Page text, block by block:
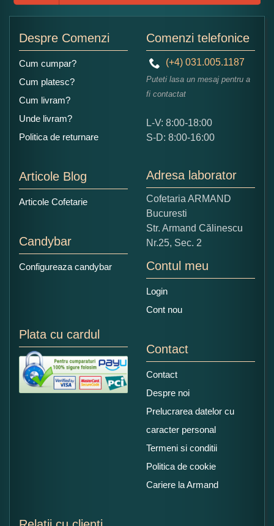
Ce nota acordati acestui produs?
5
Copiati alaturi numarul din imagine:
Despre Comenzi
Cum cumpar?
Cum platesc?
Cum livram?
Unde livram?
Politica de returnare
Articole Blog
Articole Cofetarie
Candybar
Configureaza candybar
Comenzi telefonice
(+4) 031.005.1187
Puteti lasa un mesaj pentru a
fi contactat
L-V: 8:00-18:00
S-D: 8:00-16:00
Adresa laborator
Cofetaria ARMAND
Bucuresti
Str. Armand Călinescu
Nr.25, Sec. 2
Contul meu
Login
Cont nou
Plata cu cardul
Contact
Contact
Despre noi
Prelucrarea datelor cu
caracter personal
Termeni si conditii
Politica de cookie
Cariere la Armand